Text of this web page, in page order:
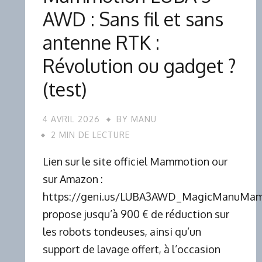
AWD : Sans fil et sans
antenne RTK :
Révolution ou gadget ?
(test)
4 AVRIL 2026 BY MANU
2 MIN DE LECTURE
Lien sur le site officiel Mammotion our
sur Amazon :
https://geni.us/
propose jusqu’à 900 € de réduction sur
les robots tondeuses, ainsi qu’un
support de lavage offert, à l’occasion